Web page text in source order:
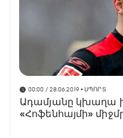
00:00 / 28.06.2019• ՍՊՈՐՏ
Ադամյանը կխաղա
«Հոֆենհայմի»